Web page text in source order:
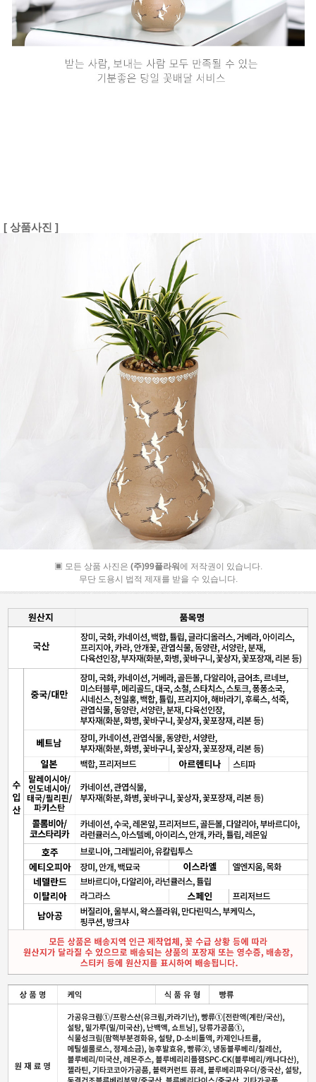
[ 상품사진 ]
▣ 모든 상품 사진은 (주)99플라워에 저작권이 있습니다.
무단 도용시 법적 제재를 받을 수 있습니다.